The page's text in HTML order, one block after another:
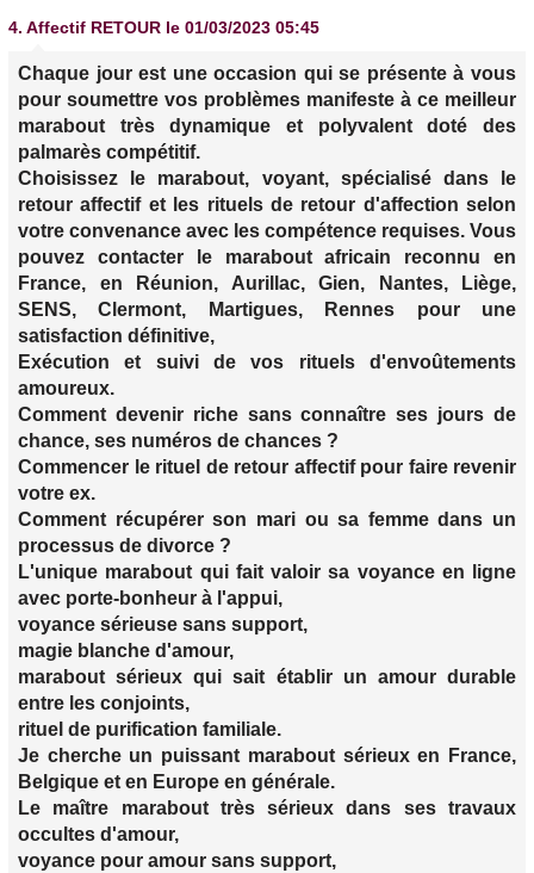
4. Affectif RETOUR le 01/03/2023 05:45
Chaque jour est une occasion qui se présente à vous
pour soumettre vos problèmes manifeste à ce meilleur
marabout très dynamique et polyvalent doté des
palmarès compétitif.
Choisissez le marabout, voyant, spécialisé dans le
retour affectif et les rituels de retour d'affection selon
votre convenance avec les compétence requises. Vous
pouvez contacter le marabout africain reconnu en
France, en Réunion, Aurillac, Gien, Nantes, Liège,
SENS, Clermont, Martigues, Rennes pour une
satisfaction définitive,
Exécution et suivi de vos rituels d'envoûtements
amoureux.
Comment devenir riche sans connaître ses jours de
chance, ses numéros de chances ?
Commencer le rituel de retour affectif pour faire revenir
votre ex.
Comment récupérer son mari ou sa femme dans un
processus de divorce ?
L'unique marabout qui fait valoir sa voyance en ligne
avec porte-bonheur à l'appui,
voyance sérieuse sans support,
magie blanche d'amour,
marabout sérieux qui sait établir un amour durable
entre les conjoints,
rituel de purification familiale.
Je cherche un puissant marabout sérieux en France,
Belgique et en Europe en générale.
Le maître marabout très sérieux dans ses travaux
occultes d'amour,
voyance pour amour sans support,